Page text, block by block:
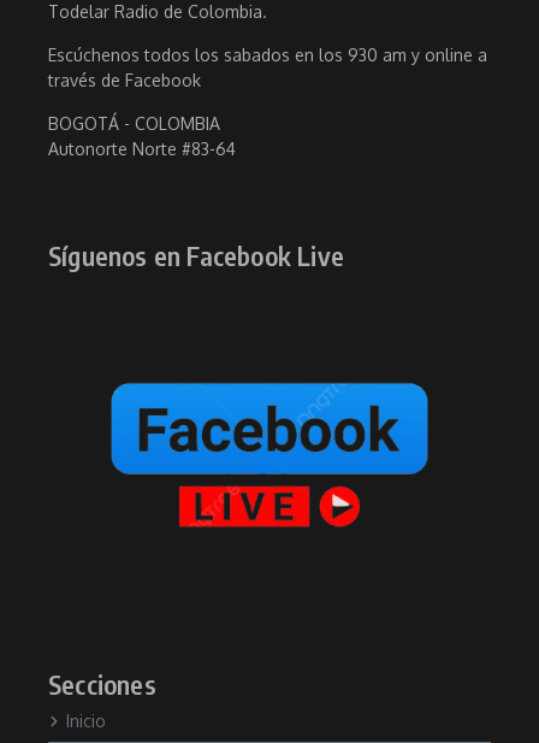
Todelar Radio de Colombia.
Escúchenos todos los sabados en los 930 am y online a
través de Facebook
BOGOTÁ - COLOMBIA
Autonorte Norte #83-64
Síguenos en Facebook Live
Secciones
Inicio